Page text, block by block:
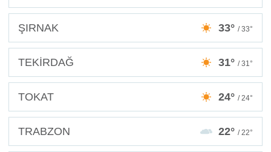
ŞIRNAK 33° / 33°
TEKİRDAĞ 31° / 31°
TOKAT 24° / 24°
TRABZON 22° / 22°